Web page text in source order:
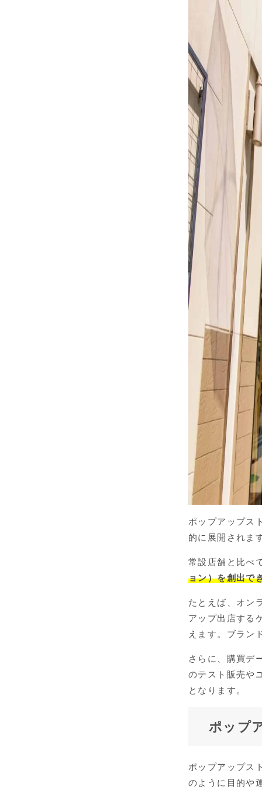
ポップアップス
的に展開されま
常設店舗と比べ
ョン）を創出で
たとえば、オン
アップ出店する
えます。ブラン
さらに、購買デ
のテスト販売や
となります。
ポップ
ポップアップス
のように目的や